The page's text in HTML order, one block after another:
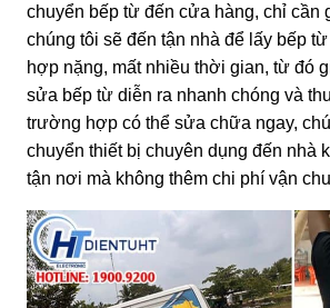
chuyển bếp từ đến cửa hàng, chỉ cần
chúng tôi sẽ đến tận nhà để lấy bếp
hợp nặng, mất nhiều thời gian, từ đó
sửa bếp từ diễn ra nhanh chóng và
trường hợp có thể sửa chữa ngay,
chuyển thiết bị chuyên dụng đến nhà
tận nơi mà không thêm chi phí vận